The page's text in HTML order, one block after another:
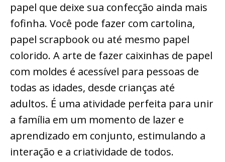
papel que deixe sua confecção ainda mais
fofinha. Você pode fazer com cartolina,
papel scrapbook ou até mesmo papel
colorido. A arte de fazer caixinhas de papel
com moldes é acessível para pessoas de
todas as idades, desde crianças até
adultos. É uma atividade perfeita para unir
a família em um momento de lazer e
aprendizado em conjunto, estimulando a
interação e a criatividade de todos.